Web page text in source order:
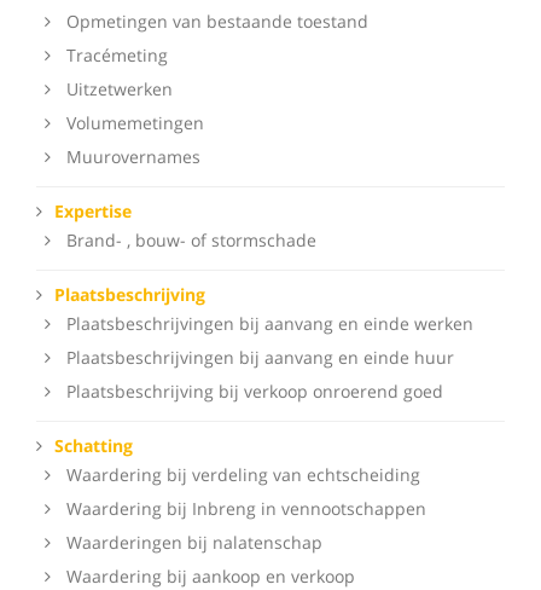
Opmetingen van bestaande toestand
Tracémeting
Uitzetwerken
Volumemetingen
Muurovernames
Expertise
Brand- , bouw- of stormschade
Plaatsbeschrijving
Plaatsbeschrijvingen bij aanvang en einde werken
Plaatsbeschrijvingen bij aanvang en einde huur
Plaatsbeschrijving bij verkoop onroerend goed
Schatting
Waardering bij verdeling van echtscheiding
Waardering bij Inbreng in vennootschappen
Waarderingen bij nalatenschap
Waardering bij aankoop en verkoop